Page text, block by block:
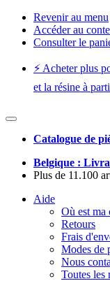
Revenir au menu
Accéder au
Consulter le
⚡️ Acheter plus
et la résine à
Catalogue de
Belgique :
Plus de 11.100
Aide
Où est ma
Retours
Frais
Modes de
Nous
Toutes les